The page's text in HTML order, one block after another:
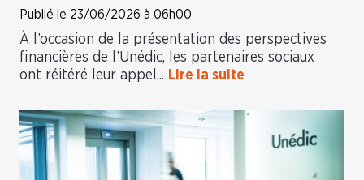
Publié le 23/06/2026 à 06h00
À l’occasion de la présentation des perspectives
financières de l’Unédic, les partenaires sociaux
ont réitéré leur appel... Lire la suite